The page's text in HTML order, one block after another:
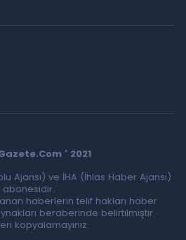
' 2021
Ajansı) ve İHA (İhlas Haber Ajansı)
abonesidir.
haberlerin telif hakları haber
beraberinde belirtilmiştir.
kopyalamayınız.